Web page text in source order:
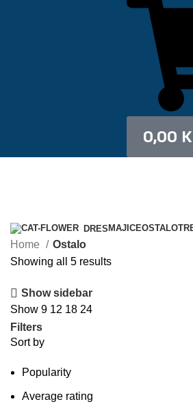
0,00
DRES MAJICEOSTALO
Home
Ostalo
Showing all 5 results
Show sidebar
Show 9 12 18 24
Filters
Sort by
Popularity
Average rating